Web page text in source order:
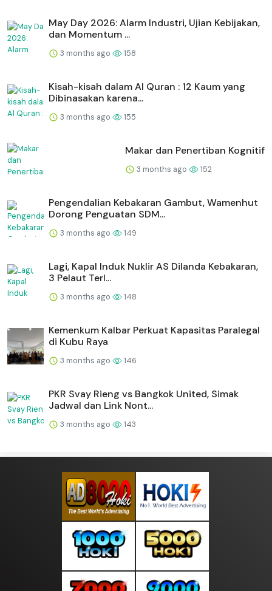
May Day 2026: Alarm Industri, Ujian Kebijakan,
dan Momentum ...
3 months ago 158
Kisah-kisah dalam Al Quran : 12 Kaum yang
Dibinasakan karena...
3 months ago 155
Makar dan Penertiban Kognitif
3 months ago 152
Pengendalian Kebakaran Gambut, Wamenhut
Dorong Penguatan SDM...
3 months ago 149
Lagi, Kapal Induk Nuklir AS Dilanda Kebakaran,
3 Pelaut Terl...
3 months ago 148
Kemenkum Kalbar Perkuat Kapasitas Paralegal
di Kubu Raya
3 months ago 146
PKR Svay Rieng vs Bangkok United, Simak
Jadwal dan Link Nont...
3 months ago 143